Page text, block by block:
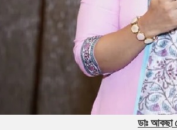
ডাঃ আকছা